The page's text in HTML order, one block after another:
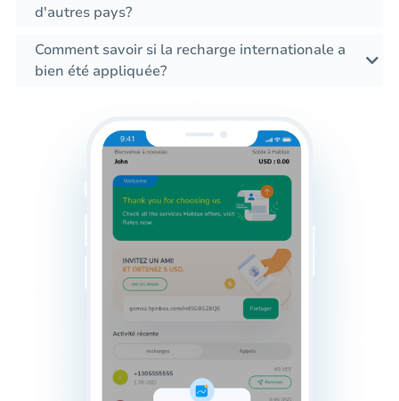
d'autres pays?
Comment savoir si la recharge internationale a
bien été appliquée?